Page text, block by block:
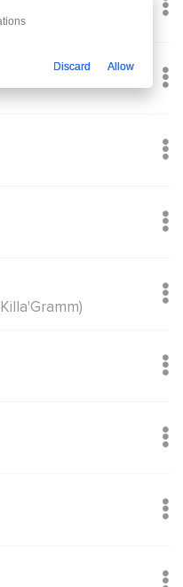
Discard Allow